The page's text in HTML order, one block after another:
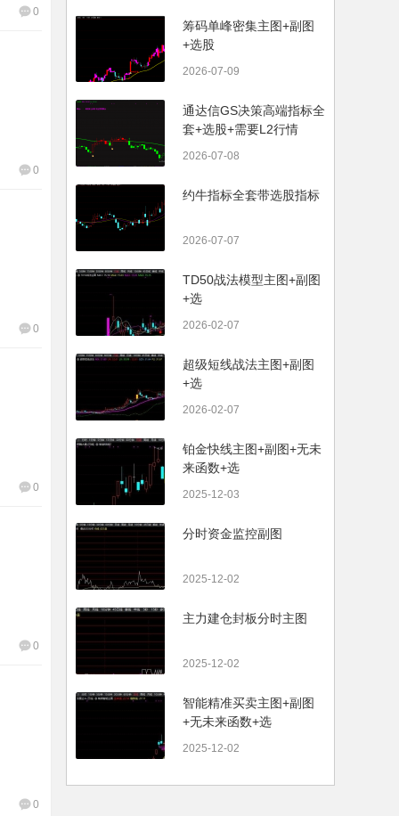
0
0
0
0
0
0
筹码单峰密集主图+副图
+选股
2026-07-09
通达信GS决策高端指标全
套+选股+需要L2行情
2026-07-08
约牛指标全套带选股指标
2026-07-07
TD50战法模型主图+副图
+选
2026-02-07
超级短线战法主图+副图
+选
2026-02-07
铂金快线主图+副图+无未
来函数+选
2025-12-03
分时资金监控副图
2025-12-02
主力建仓封板分时主图
2025-12-02
智能精准买卖主图+副图
+无未来函数+选
2025-12-02